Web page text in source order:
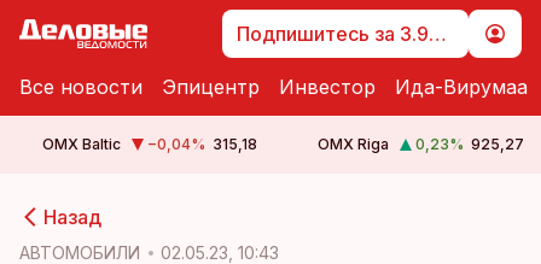
Подпишитесь за 3.99 €
Все новости Эпицентр Инвестор Ида-Вирумаа
OMX Baltic −0,04% 315,18 OMX Riga 0,23% 925,27
Назад
АВТОМОБИЛИ 02.05.23, 10:43